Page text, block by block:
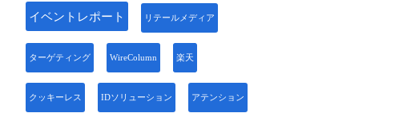
イベントレポート リテールメディア
ターゲティング WireColumn 楽天
クッキーレス IDソリューション アテンション